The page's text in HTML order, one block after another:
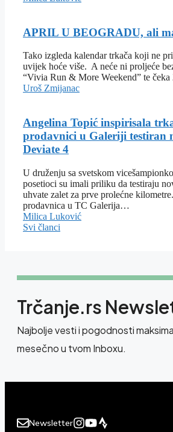
APRIL U BEOGRADU, ali
Tako izgleda kalendar trkača koji ne
uvijek hoće više. A neće ni proljeće
“Vivia Run & More Weekend” te
Uroš Zmijanac
Angelina Topić inspirisala
prodavnici u Galeriji testiran
Deviate 4
U druženju sa svetskom
posetioci su imali priliku da testiraju
uhvate zalet za prve prolećne
prodavnica u TC Galerija…
Milica Luković
Svi članci
Trčanje.rs
Najbolje vesti i pogodnosti
mesečno u tvom Inboxu.
Newsletter